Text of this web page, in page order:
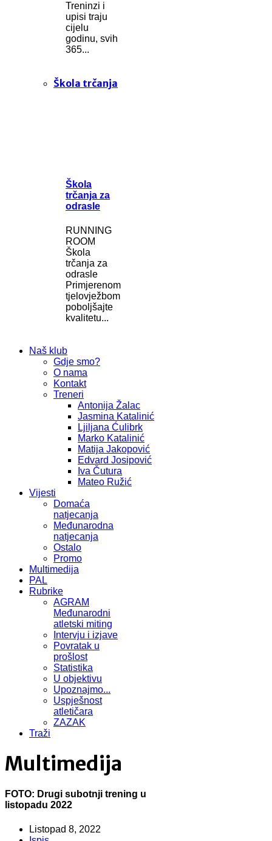
Treninzi i
upisi traju
cijelu
godinu, svih
365...
Škola trčanja
Škola
trčanja za
odrasle
RUNNING
ROOM
Škola
trčanja za
odrasle
Primjerenom
tjelovježbom
poboljšajte
kvalitetu...
Naš klub
Gdje smo?
O nama
Kontakt
Treneri
Antonija Žalac
Jasmina Katalinić
Ljiljana Ćulibrk
Marko Katalinić
Matija Jakopović
Edvard Josipović
Iva Čutura
Mateo Ružić
Vijesti
Domaća
natjecanja
Međunarodna
natjecanja
Ostalo
Promo
Multimedija
PAL
Rubrike
AGRAM
Međunarodni
atletski miting
Intervju i izjave
Povratak u
prošlost
Statistika
U objektivu
Upoznajmo...
Uspješnost
atletičara
ZAZAK
Traži
Multimedija
FOTO: Drugi subotnji trening u
listopadu 2022
Listopad 8, 2022